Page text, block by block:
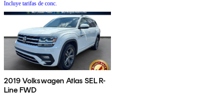
Incluye tarifas de conc.
2019 Volkswagen Atlas SEL R-
Line FWD